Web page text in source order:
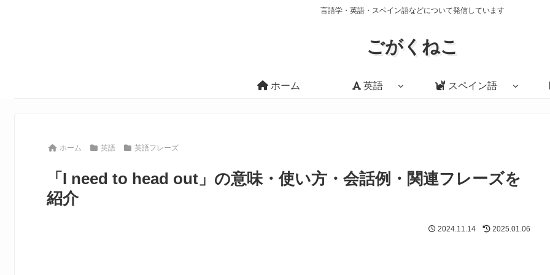
言語学・英語・スペイン語などについて発信しています
ごがくねこ
ホーム 英語 スペイン語
ホーム 英語 英語フレーズ
「I need to head out」の意味・使い方・会話例・関連フレーズを
紹介
2024.11.14 2025.01.06